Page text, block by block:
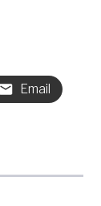
Email